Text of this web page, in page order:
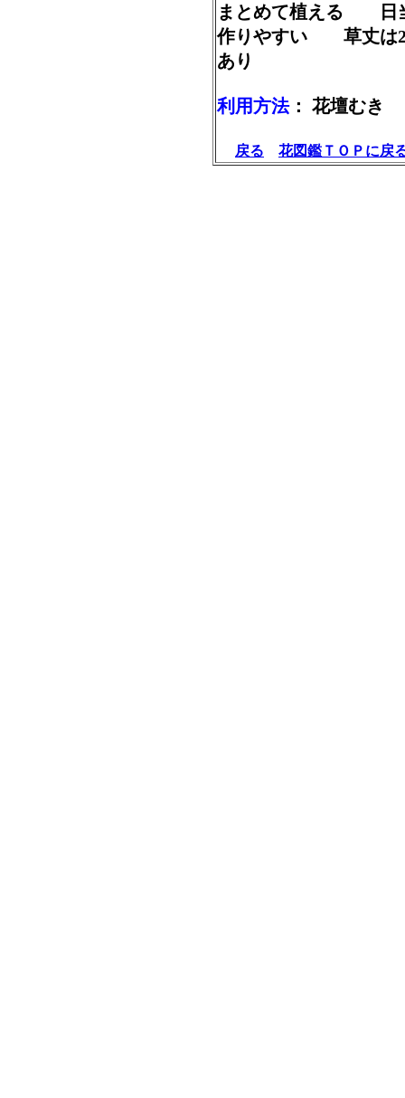
まとめて植える 日
作りやすい 草丈は
あり
利用方法： 花壇むき
戻る 花図鑑ＴＯＰに戻